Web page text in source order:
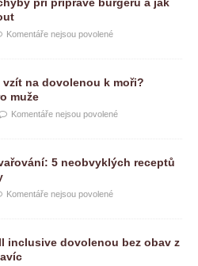
Komentáře nejsou povolené
na dovolenou k moři?
muže
Komentáře nejsou povolené
5 neobvyklých receptů
Komentáře nejsou povolené
inclusive dovolenou bez obav z